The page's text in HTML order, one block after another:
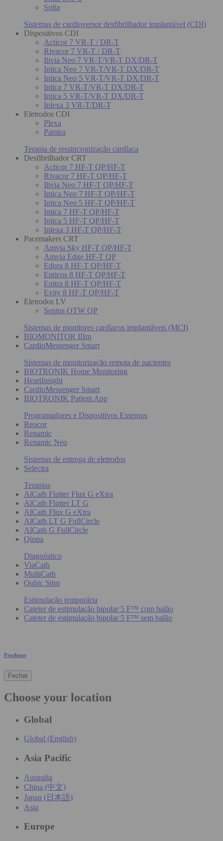
Solia
Sistemas de cardioversor desfibrilhador implantável (CDI)
Dispositivos CDI
Acticor 7 VR-T / DR-T
Rivacor 7 VR-T / DR-T
Ilivia Neo 7 VR-T/VR-T DX/DR-T
Intica Neo 7 VR-T/VR-T DX/DR-T
Intica Neo 5 VR-T/VR-T DX/DR-T
Intica 7 VR-T/VR-T DX/DR-T
Intica 5 VR-T/VR-T DX/DR-T
Inlexa 3 VR-T/DR-T
Eletrodos CDI
Plexa
Pamira
Terapia de ressincronização cardíaca
Desfibrilhador CRT
Acticor 7 HF-T QP/HF-T
Rivacor 7 HF-T QP/HF-T
Ilivia Neo 7 HF-T QP/HF-T
Intica Neo 7 HF-T QP/HF-T
Intica Neo 5 HF-T QP/HF-T
Intica 7 HF-T QP/HF-T
Intica 5 HF-T QP/HF-T
Inlexa 3 HF-T QP/HF-T
Pacemakers CRT
Amvia Sky HF-T QP/HF-T
Amvia Edge HF-T QP
Edora 8 HF-T QP/HF-T
Enticos 8 HF-T QP/HF-T
Enitra 8 HF-T QP/HF-T
Evity 8 HF-T QP/HF-T
Eletrodos LV
Sentus OTW QP
Sistemas de monitores cardíacos implantáveis (MCI)
BIOMONITOR IIIm
CardioMessenger Smart
Sistemas de monitorização remota de pacientes
BIOTRONIK Home Monitoring
HeartInsight
CardioMessenger Smart
BIOTRONIK Patient App
Programadores e Dispositivos Externos
Reocor
Renamic
Renamic Neo
Sistemas de entrega de eletrodos
Selectra
Terapias
AlCath Flutter Flux G eXtra
AlCath Flutter LT G
AlCath Flux G eXtra
AlCath LT G FullCircle
AlCath G FullCircle
Qiona
Diagnóstico
ViaCath
MultiCath
Qubic Stim
Estimulação temporária
Cateter de estimulação bipolar 5 F™ com balão
Cateter de estimulação bipolar 5 F™ sem balão
Produtos
Fechar
Choose your location
Global
Global (English)
Asia Pacific
Australia
China (中文)
Japan (日本語)
Asia
Europe